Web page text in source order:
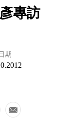
專訪
日期